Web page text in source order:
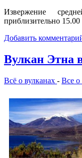
Извержение
приблизительно
Добавить
Вулкан Этна
Всё о вулканах - Все о